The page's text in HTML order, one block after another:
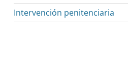
Intervención penitenciaria